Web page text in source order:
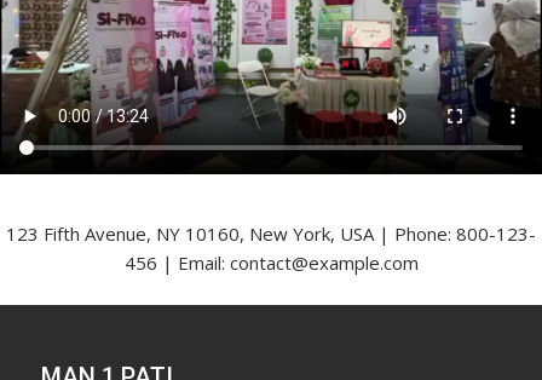
123 Fifth Avenue, NY 10160, New York, USA | Phone: 800-123-
456 | Email: contact@example.com